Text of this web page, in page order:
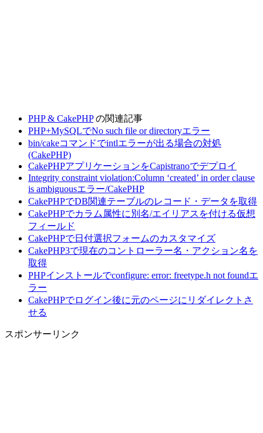
PHP & CakePHPの関連記事
PHP+MySQLでNo such file or directoryエラー
bin/cakeコマンドでintlエラーが出る場合の対処
(CakePHP)
CakePHPアプリケーションをCapistranoでデプロイ
Integrity constraint violation:Column ‘created’ in order clause
is ambiguousエラー/CakePHP
CakePHPでDB関連テーブルのレコード・データを取得
CakePHPでカラム属性に別名/エイリアスを付ける仮想
フィールド
CakePHPで日付選択フォームのカスタマイズ
CakePHP3で現在のコントローラー名・アクション名を
取得
PHPインストールでconfigure: error: freetype.h not foundエ
ラー
CakePHPでログイン後に元のページにリダイレクトさ
せる
スポンサーリンク